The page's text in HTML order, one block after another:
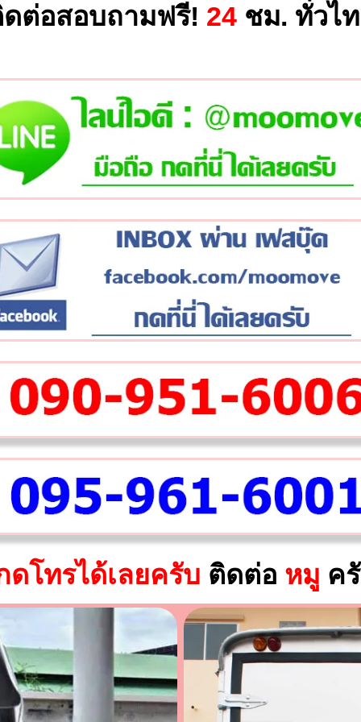
ต่อสอบถามฟรี! 24ชม. ทั่วไ
ดโทรได้เลยครับ ติดต่อ หมู ค